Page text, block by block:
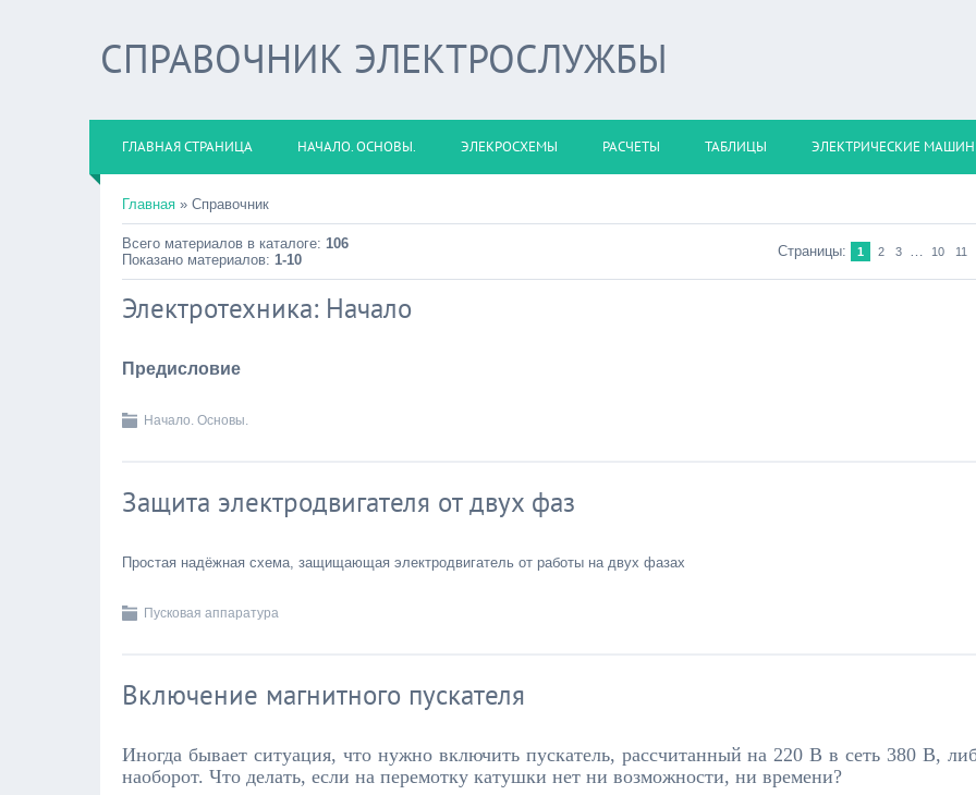
СПРАВОЧНИК ЭЛЕКТРОСЛУЖБЫ
ГЛАВНАЯ СТРАНИЦА НАЧАЛО. ОСНОВЫ. ЭЛЕКРОСХЕМЫ РАСЧЕТЫ ТАБЛИЦЫ ЭЛЕКТРИЧЕСКИЕ
Главная » Справочник
Всего материалов в каталоге: 106
Показано материалов: 1-10
Страницы: 1 2 3 … 10 11
Электротехника: Начало
Предисловие
Начало. Основы.
Защита электродвигателя от двух фаз
Простая надёжная схема, защищающая электродвигатель от работы на двух фазах
Пусковая аппаратура
Включение магнитного пускателя
Иногда бывает ситуация, что нужно включить пускатель, рассчитанный на 220 В в сеть 380 В,
наоборот. Что делать, если на перемотку катушки нет ни возможности, ни времени?